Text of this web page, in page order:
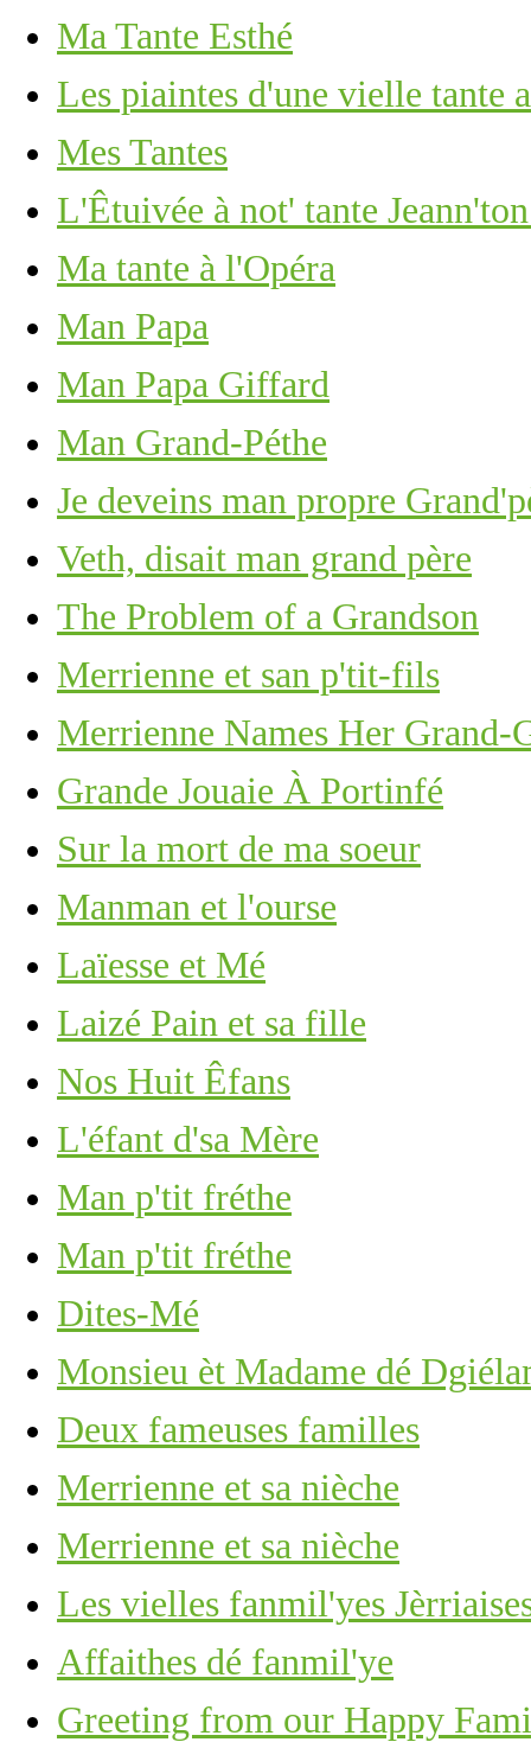
Ma Tante Esthé
Les piaintes d'une vielle tante
Mes Tantes
L'Êtuivée à not' tante
Ma tante à l'Opéra
Man Papa
Man Papa Giffard
Man Grand-Péthe
Je deveins man propre
Veth, disait man grand père
The Problem of a Grandson
Merrienne et san p'tit-fils
Merrienne Names Her Grand-
Grande Jouaie À Portinfé
Sur la mort de ma soeur
Manman et l'ourse
Laïesse et Mé
Laizé Pain et sa fille
Nos Huit Êfans
L'éfant d'sa Mère
Man p'tit fréthe
Man p'tit fréthe
Dites-Mé
Monsieu èt Madame dé
Deux fameuses familles
Merrienne et sa nièche
Merrienne et sa nièche
Les vielles fanmil'yes
Affaithes dé fanmil'ye
Greeting from our Happy